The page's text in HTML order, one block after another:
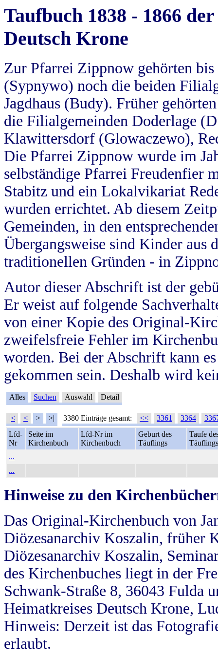
Taufbuch 1838 - 1866
Deutsch Krone
Zur Pfarrei Zippnow gehörten
(Sypnywo) noch die beiden
Jagdhaus (Budy). Früher
die Filialgemeinden Doderlage
Klawittersdorf (Glowaczewo),
Die Pfarrei Zippnow wurde im
selbständige Pfarrei Freudenfier
Stabitz und ein Lokalvikariat
wurden errichtet. Ab diesem
Gemeinden, in den
Übergangsweise sind Kinder aus
traditionellen Gründen - in
Autor dieser Abschrift ist der
Er weist auf folgende
von einer Kopie des Original-
zweifelsfreie Fehler im
worden. Bei der Abschrift kann
gekommen sein. Deshalb wird
Alles Suchen Auswahl Detail
|< < > >| 3380 Einträge gesamt: << 3361 3364
Lfd-
Nr
Seite im
Kirchenbuch
Lfd-Nr im
Kirchenbuch
Geburt des
Täuflings
Taufe
Täuflings
...
...
Hinweise zu den
Das Original-Kirchenbuch von
Diözesanarchiv Koszalin, früher
Diözesanarchiv Koszalin,
des Kirchenbuches liegt in der
Schwank-Straße 8, 36043 Fulda
Heimatkreises Deutsch Krone,
Hinweis: Derzeit ist das
erlaubt.